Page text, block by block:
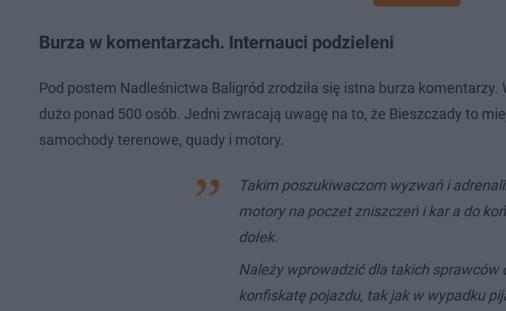
Burza w komentarzach. Internauci podzieleni
Pod postem Nadleśnictwa Baligród zrodziła się istna burza
dużo ponad 500 osób. Jedni zwracają uwagę na to, że Bieszczady to
samochody terenowe, quady i motory.
Takim poszukiwaczom wyzwań i
motory na poczet zniszczeń i kar a do
dołek.
Należy wprowadzić dla takich sprawców
konfiskatę pojazdu, tak jak w wypadku